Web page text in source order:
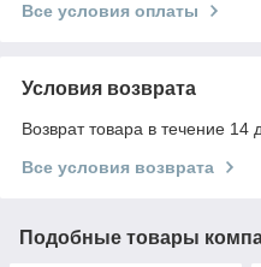
Все условия оплаты
Условия возврата
Возврат товара в течение 14
Все условия возврата
Подобные товары